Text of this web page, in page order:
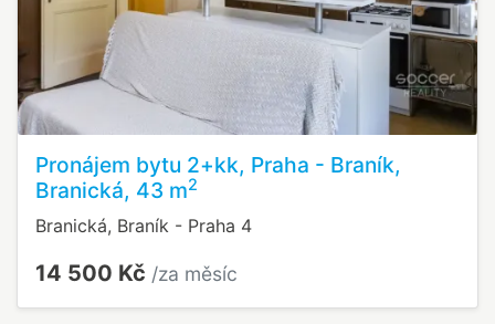
Pronájem bytu 2+kk, Praha - Braník,
Branická, 43 m2
Branická, Braník - Praha 4
14 500 Kč /za měsíc